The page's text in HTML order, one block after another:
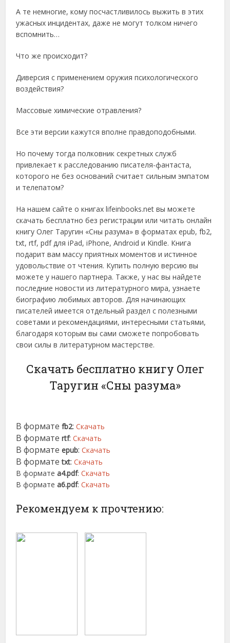
А те немногие, кому посчастливилось выжить в этих
ужасных инцидентах, даже не могут толком ничего
вспомнить…
Что же происходит?
Диверсия с применением оружия психологического
воздействия?
Массовые химические отравления?
Все эти версии кажутся вполне правдоподобными.
Но почему тогда полковник секретных служб
привлекает к расследованию писателя-фантаста,
которого не без оснований считает сильным эмпатом
и телепатом?
На нашем сайте о книгах lifeinbooks.net вы можете
скачать бесплатно без регистрации или читать онлайн
книгу Олег Таругин «Сны разума» в форматах epub, fb2,
txt, rtf, pdf для iPad, iPhone, Android и Kindle. Книга
подарит вам массу приятных моментов и истинное
удовольствие от чтения. Купить полную версию вы
можете у нашего партнера. Также, у нас вы найдете
последние новости из литературного мира, узнаете
биографию любимых авторов. Для начинающих
писателей имеется отдельный раздел с полезными
советами и рекомендациями, интересными статьями,
благодаря которым вы сами сможете попробовать
свои силы в литературном мастерстве.
Скачать бесплатно книгу Олег
Таругин «Сны разума»
В форматеfb2:Скачать
В форматеrtf:Скачать
В форматеepub:Скачать
В форматеtxt:Скачать
В форматеa4.pdf:Скачать
В форматеa6.pdf:Скачать
Рекомендуем к прочтению: